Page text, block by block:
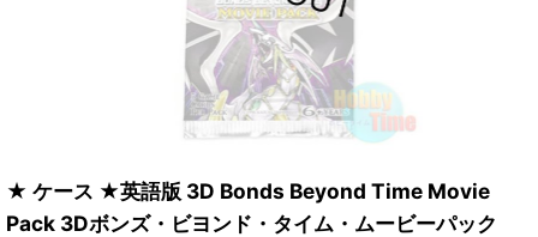
★ ケース ★英語版 3D Bonds Beyond Time Movie
Pack 3Dボンズ・ビヨンド・タイム・ムービーパック